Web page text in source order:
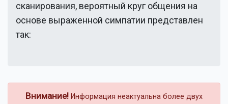
сканирования, вероятный круг общения на
основе выраженной симпатии представлен
так:
Внимание! Информация неактуальна более двух